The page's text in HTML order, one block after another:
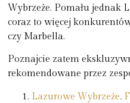
Wybrzeże. Pomału jednak
coraz to więcej
czy Marbella.
Poznajcie zatem
rekomendowane przez
Lazurowe Wybrzeże,